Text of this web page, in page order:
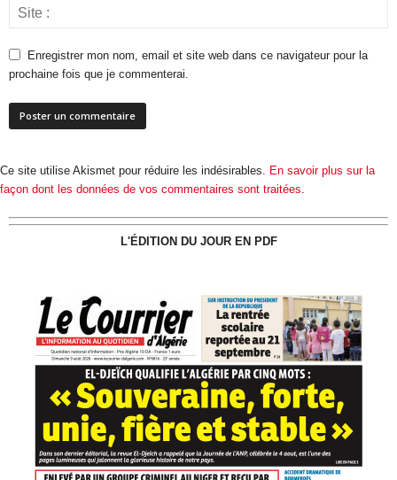
Enregistrer mon nom, email et site web dans ce navigateur pour la
prochaine fois que je commenterai.
Ce site utilise Akismet pour réduire les indésirables. En savoir plus sur la
façon dont les données de vos commentaires sont traitées
L'ÉDITION DU JOUR EN PDF